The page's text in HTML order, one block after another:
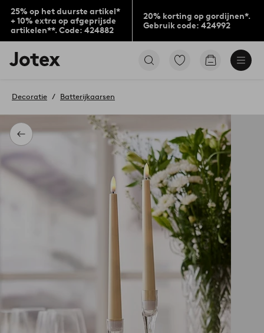
25% op het duurste artikel*
+ 10% extra op afgeprijsde
artikelen**. Code: 424882
20% korting op gordijnen*.
Gebruik code: 424992
Jotex
logo
to
home
page
Ga
Go
Terug
Decoratie Batterijkaarsen